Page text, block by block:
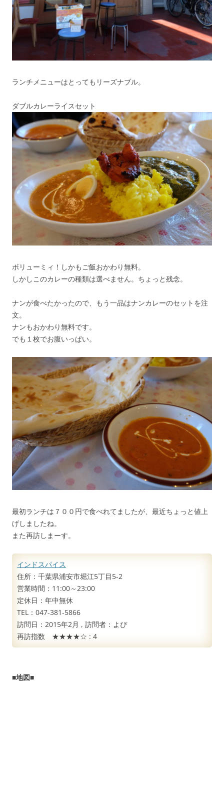
ランチメニューはとってもリーズナブル。
ダブルカレーライスセット
ボリューミィ！しかもご飯おかわり無料。
しかしこのカレーの種類は選べません。ちょっと残念。
ナンが食べたかったので、もう一品はナンカレーのセットを注
文。
ナンもおかわり無料です。
でも１枚でお腹いっぱい。
最初ランチは７００円で食べれてましたが、最近ちょっと値上
げしましたね。
また再訪しまーす。
インドスパイス
住所：千葉県浦安市堀江5丁目5-2
営業時間：11:00～23:00
定休日：年中無休
TEL：047-381-5866
訪問日： 2015年2月 , 訪問者： よぴ
再訪指数 ★★★★☆ : 4
■地図■